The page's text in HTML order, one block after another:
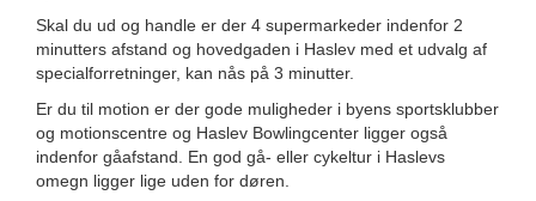
Skal du ud og handle er der 4 supermarkeder indenfor 2
minutters afstand og hovedgaden i Haslev med et udvalg af
specialforretninger, kan nås på 3 minutter.
Er du til motion er der gode muligheder i byens sportsklubber
og motionscentre og Haslev Bowlingcenter ligger også
indenfor gåafstand. En god gå- eller cykeltur i Haslevs
omegn ligger lige uden for døren.